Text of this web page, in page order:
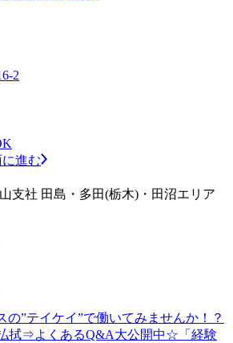
2
進む
支社 田島・多田(栃木)・田沼エリア
の”テイケイ”で働いてみませんか！？
拭⇒よくあるQ&A大公開中☆「経験